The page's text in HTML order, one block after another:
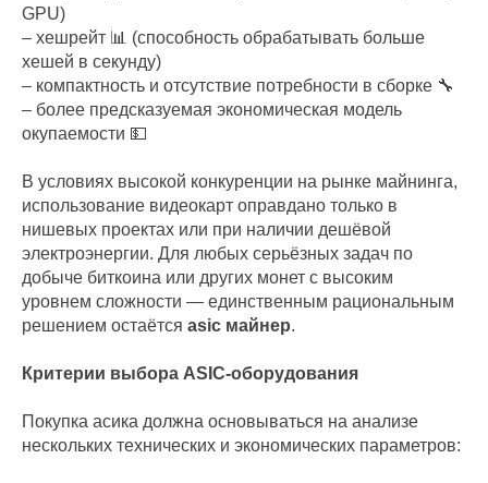
GPU)
– хешрейт 📊 (способность обрабатывать больше
хешей в секунду)
– компактность и отсутствие потребности в сборке 🔧
– более предсказуемая экономическая модель
окупаемости 💵
В условиях высокой конкуренции на рынке майнинга,
использование видеокарт оправдано только в
нишевых проектах или при наличии дешёвой
электроэнергии. Для любых серьёзных задач по
добыче биткоина или других монет с высоким
уровнем сложности — единственным рациональным
решением остаётся asic майнер.
Критерии выбора ASIC-оборудования
Покупка асика должна основываться на анализе
нескольких технических и экономических параметров: